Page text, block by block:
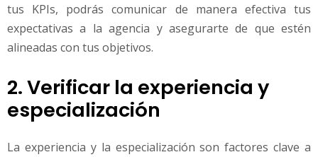
tus KPIs, podrás comunicar de manera efectiva tus
expectativas a la agencia y asegurarte de que estén
alineadas con tus objetivos.
2. Verificar la experiencia y
especialización
La experiencia y la especialización son factores clave a